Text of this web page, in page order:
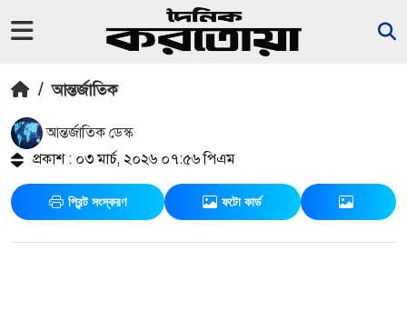
/ আন্তর্জাতিক
আন্তর্জাতিক ডেস্ক
প্রকাশ : ০৩ মার্চ, ২০২৬ ০৭:৫৬ পিএম
প্রিন্ট সংস্করণ ফটো কার্ড